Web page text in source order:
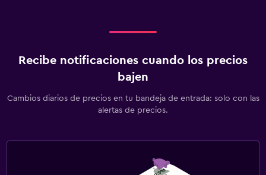
Recibe notificaciones cuando los precios
bajen
Cambios diarios de precios en tu bandeja de entrada: solo con las
alertas de precios.